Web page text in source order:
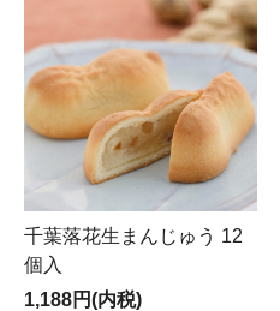
千葉落花生まんじゅう 12
個入
1,188円(内税)